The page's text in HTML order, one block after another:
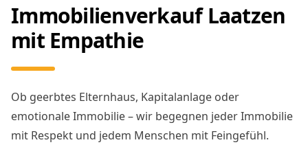
Immobilienverkauf Laatzen
mit Empathie
Ob geerbtes Elternhaus, Kapitalanlage oder
emotionale Immobilie – wir begegnen jeder Immobilie
mit Respekt und jedem Menschen mit Feingefühl.